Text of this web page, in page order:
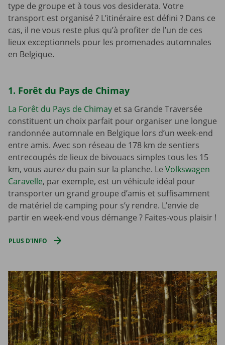
type de groupe et à tous vos desiderata. Votre
transport est organisé ? L’itinéraire est défini ? Dans ce
cas, il ne vous reste plus qu’à profiter de l’un de ces
lieux exceptionnels pour les promenades automnales
en Belgique.
1. Forêt du Pays de Chimay
La Forêt du Pays de Chimay et sa Grande Traversée
constituent un choix parfait pour organiser une longue
randonnée automnale en Belgique lors d’un week-end
entre amis. Avec son réseau de 178 km de sentiers
entrecoupés de lieux de bivouacs simples tous les 15
km, vous aurez du pain sur la planche. Le Volkswagen
Caravelle, par exemple, est un véhicule idéal pour
transporter un grand groupe d’amis et suffisamment
de matériel de camping pour s’y rendre. L’envie de
partir en week-end vous démange ? Faites-vous plaisir !
PLUS D'INFO